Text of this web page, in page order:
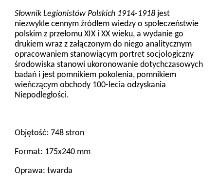
Słownik Legionistów Polskich 1914-1918 jest
niezwykle cennym źródłem wiedzy o społeczeństwie
polskim z przełomu XIX i XX wieku, a wydanie go
drukiem wraz z załączonym do niego analitycznym
opracowaniem stanowiącym portret socjologiczny
środowiska stanowi ukoronowanie dotychczasowych
badań i jest pomnikiem pokolenia, pomnikiem
wieńczącym obchody 100-lecia odzyskania
Niepodległości.
Objętość: 748 stron
Format: 175x240 mm
Oprawa: twarda